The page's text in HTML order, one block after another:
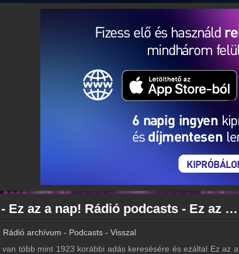
Ez az a nap! Rádió archívum - Ez az a nap! Rádió podcasts - Ez az a nap! Rádió visszahallgatás
archívum - Podcasts - Visszahallgatás
több mint 1923 korábbi adás keresésére és ezáltal Ez az a